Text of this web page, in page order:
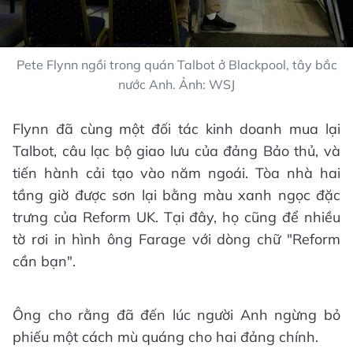
Pete Flynn ngồi trong quán Talbot ở Blackpool, tây bắc
nước Anh. Ảnh: WSJ
Flynn đã cùng một đối tác kinh doanh mua lại
Talbot, câu lạc bộ giao lưu của đảng Bảo thủ, và
tiến hành cải tạo vào năm ngoái. Tòa nhà hai
tầng giờ được sơn lại bằng màu xanh ngọc đặc
trưng của Reform UK. Tại đây, họ cũng để nhiều
tờ rơi in hình ông Farage với dòng chữ "Reform
cần bạn".
Ông cho rằng đã đến lúc người Anh ngừng bỏ
phiếu một cách mù quáng cho hai đảng chính.